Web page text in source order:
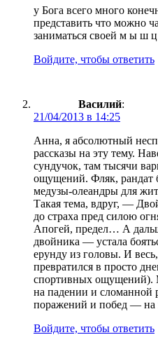
у Бога всего много
представить что можно
заниматься своей м ы ш
Войдите, чтобы ответить
Василий:
21/04/2013 в 14:25
Анна, я абсолютный
рассказы на эту тему.
сундучок, там тысячи
ощущений. Фляк,
медузы-олеандры для
Такая тема, вдруг, —
до страха пред силою
Апогей, предел… А
двойника — устала
ерунду из головы. И
превратился в просто
спортивных ощущений).
на падении и сломанной
поражений и побед — на
Войдите, чтобы ответить